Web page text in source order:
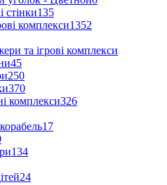
стінки135
комплекси1352
та ігрові комплекси
45
250
370
комплекси326
17
134
24